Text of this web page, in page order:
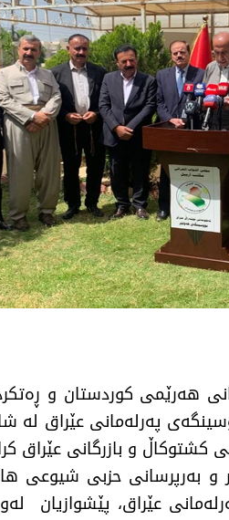
هەرێمی كوردستان و
پەرلەمانی عێراق
كشتوكاڵ و بازرگانی عێراق
و بەرپرسانی حزبی شیوعی
عێراق، پێشوازیان